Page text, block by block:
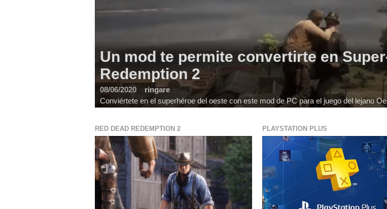
Un mod te permite convertirte en
Redemption 2
08/06/2020
ringare
Conviértete en el superhéroe del oeste con este mod de PC para el juego del lejano
RED DEAD REDEMPTION 2 PLAYSTATION PLUS